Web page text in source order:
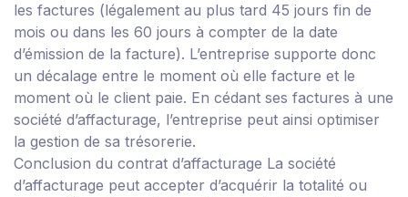
les factures (légalement au plus tard 45 jours fin de
mois ou dans les 60 jours à compter de la date
d’émission de la facture). L’entreprise supporte donc
un décalage entre le moment où elle facture et le
moment où le client paie. En cédant ses factures à une
société d’affacturage, l’entreprise peut ainsi optimiser
la gestion de sa trésorerie.
Conclusion du contrat d’affacturage La société
d’affacturage peut accepter d’acquérir la totalité ou